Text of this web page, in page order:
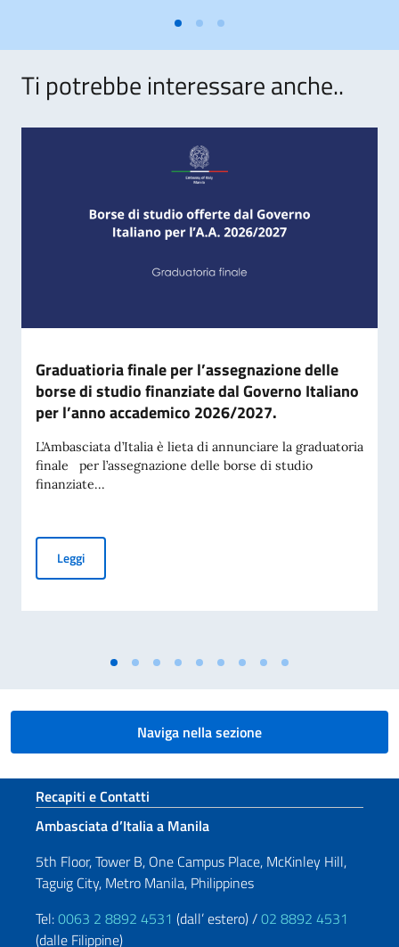
Ti potrebbe interessare anche..
Graduatioria finale per l’assegnazione delle
borse di studio finanziate dal Governo Italiano
per l’anno accademico 2026/2027.
L’Ambasciata d’Italia è lieta di annunciare la graduatoria
finale per l’assegnazione delle borse di studio
finanziate...
LeggiGraduatioria finale per l’assegnazione delle borse di
Naviga nella sezione
Sezione footer
Recapiti e Contatti
Ambasciata d’Italia a Manila
5th Floor, Tower B, One Campus Place, McKinley Hill,
Taguig City, Metro Manila, Philippines
Tel:0063 2 8892 4531 (dall’ estero) /02 8892 4531
(dalle Filippine)